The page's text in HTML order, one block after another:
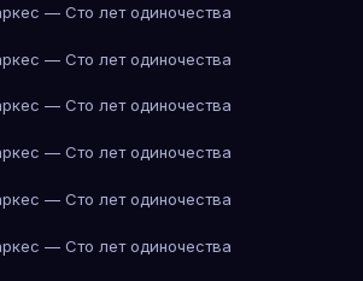
— Сто лет одиночества
— Сто лет одиночества
— Сто лет одиночества
— Сто лет одиночества
— Сто лет одиночества
— Сто лет одиночества